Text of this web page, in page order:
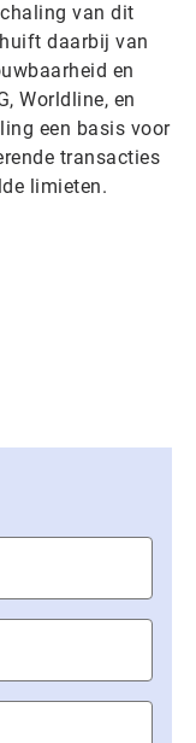
van dit
daarbij van
en
Worldline, en
een basis voor
transacties
limieten.